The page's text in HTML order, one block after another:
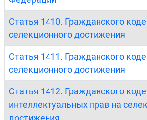
Статья 1410. Гражданского
селекционного достижения
Статья 1411. Гражданского
селекционного достижения
Статья 1412. Гражданского
интеллектуальных прав на
достижения